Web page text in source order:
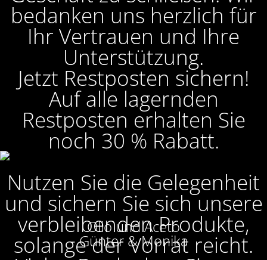
bedanken uns herzlich für
Ihr Vertrauen und Ihre
Unterstützung.
Jetzt Restposten sichern!
Auf alle lagernden
Restposten erhalten Sie
noch 30 % Rabatt.
Nutzen Sie die Gelegenheit
und sichern Sie sich unsere
verbleibenden Produkte,
solange der Vorrat reicht.
Olio und Aceto
Günter & Monika